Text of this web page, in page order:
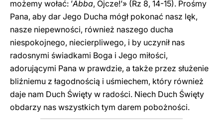
możemy wołać: ’Abba, Ojcze!’» (Rz 8, 14-15). Prośmy
Pana, aby dar Jego Ducha mógł pokonać nasz lęk,
nasze niepewności, również naszego ducha
niespokojnego, niecierpliwego, i by uczynił nas
radosnymi świadkami Boga i Jego miłości,
adorującymi Pana w prawdzie, a także przez służenie
bliźniemu z łagodnością i uśmiechem, który również
daje nam Duch Święty w radości. Niech Duch Święty
obdarzy nas wszystkich tym darem pobożności.